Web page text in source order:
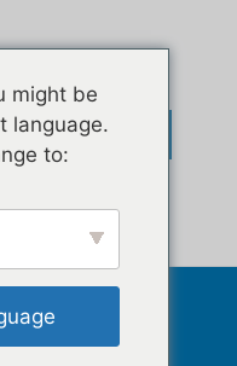
might be
language.
to: